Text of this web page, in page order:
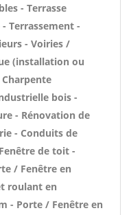
- Terrasse
Terrassement -
- Voiries /
(installation ou
bois -
- Rénovation de
- Conduits de
de toit -
/ Fenêtre en
roulant en
- Porte / Fenêtre en